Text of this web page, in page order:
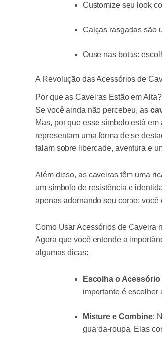
Customize seu look
Calças rasgadas são
Ouse nas botas:
A Revolução das Acessórios de
Por que as Caveiras Estão em Alta?
Se você ainda não percebeu, as
Mas, por que esse símbolo está em
representam uma forma de se
falam sobre liberdade, aventura e
Além disso, as caveiras têm uma
um símbolo de resistência e
apenas adornando seu corpo;
Como Usar Acessórios de Caveira
Agora que você entende a
algumas dicas:
Escolha o Acessório
importante é escolher
Misture e Combine:
guarda-roupa. Elas